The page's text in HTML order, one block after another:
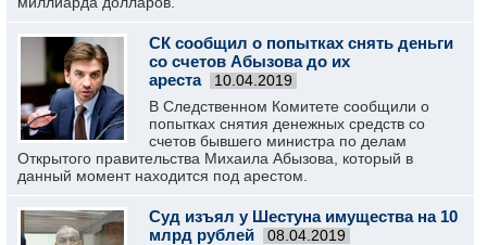
СК сообщил о попытках снять деньги
со счетов Абызова до их
ареста
10.04.2019
В Следственном Комитете сообщили о
попытках снятия денежных средств со
счетов бывшего министра по делам
Открытого правительства Михаила Абызова, который в
данный момент находится под арестом.
Суд изъял у Шестуна имущества на 10
млрд рублей
08.04.2019